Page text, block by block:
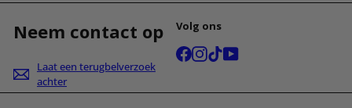
Neem contact op
Laat een terugbelverzoek
achter
Volg ons
Facebook
Instagram
TikTokYouTube